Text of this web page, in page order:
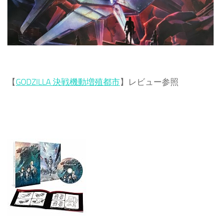
【 GODZILLA 決戦機動増殖都市】レビュー参照